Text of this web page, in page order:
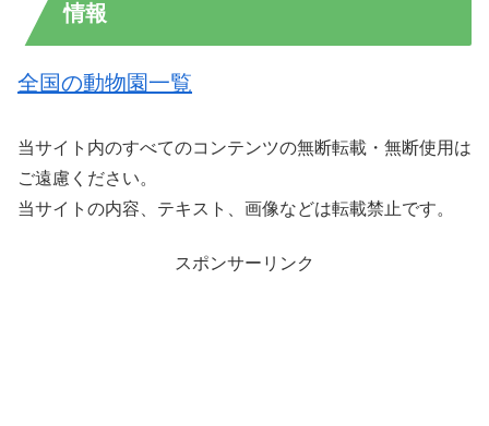
情報
全国の動物園一覧
当サイト内のすべてのコンテンツの無断転載・無断使用は
ご遠慮ください。
当サイトの内容、テキスト、画像などは転載禁止です。
スポンサーリンク